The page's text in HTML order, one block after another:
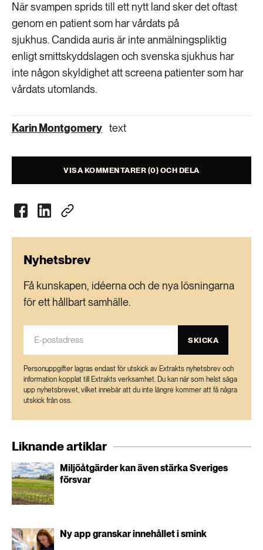
När svampen sprids till ett nytt land sker det oftast
genom en patient som har vårdats på
sjukhus. Candida auris är inte anmälningspliktig
enligt smittskyddslagen och svenska sjukhus har
inte någon skyldighet att screena patienter som har
vårdats utomlands.
Karin Montgomery text
VISA KOMMENTARER (0) OCH DELA
Nyhetsbrev
Få kunskapen, idéerna och de nya lösningarna
för ett hållbart samhälle.
SKICKA
Personuppgifter lagras endast för utskick av Extrakts nyhetsbrev och
information kopplat till Extrakts verksamhet. Du kan när som helst säga
upp nyhetsbrevet, vilket innebär att du inte längre kommer att få några
utskick från oss.
Liknande artiklar
Miljöåtgärder kan även stärka Sveriges
försvar
Ny app granskar innehållet i smink